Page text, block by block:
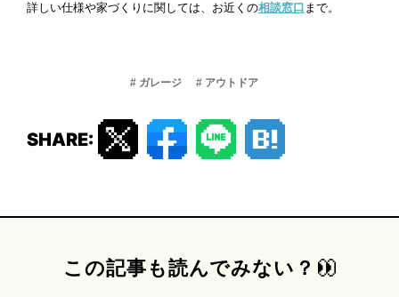
詳しい仕様や家づくりに関しては、お近くの相談窓口 まで。
# ガレージ # アウトドア
SHARE:
この記事も読んでみない？